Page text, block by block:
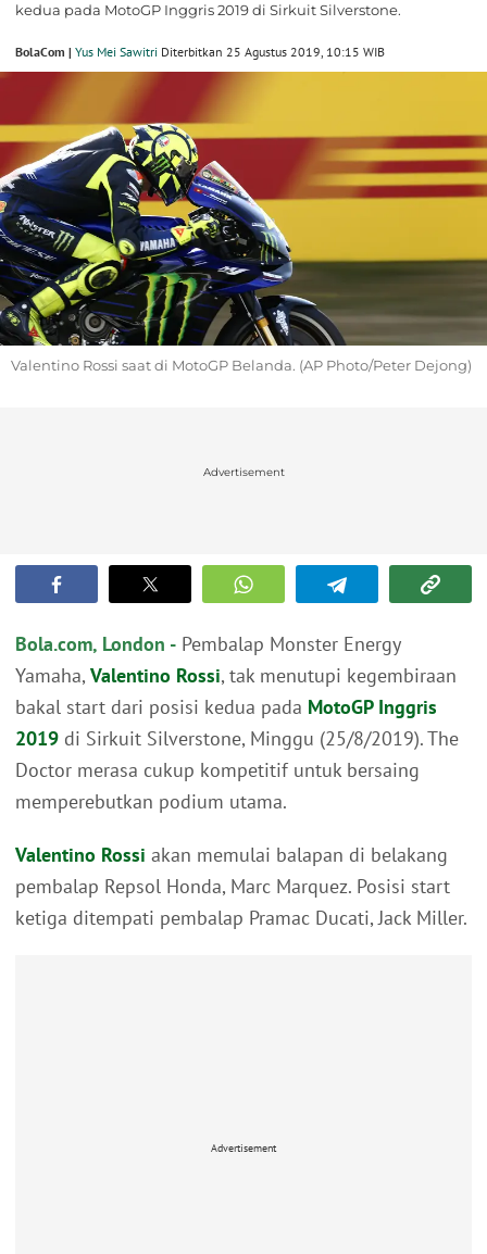
kedua pada MotoGP Inggris 2019 di Sirkuit Silverstone.
BolaCom | Yus Mei Sawitri Diterbitkan 25 Agustus 2019, 10:15 WIB
Valentino Rossi saat di MotoGP Belanda. (AP Photo/Peter Dejong)
Advertisement
Bola.com, London - Pembalap Monster Energy
Yamaha, Valentino Rossi, tak menutupi kegembiraan
bakal start dari posisi kedua pada MotoGP Inggris
2019 di Sirkuit Silverstone, Minggu (25/8/2019). The
Doctor merasa cukup kompetitif untuk bersaing
memperebutkan podium utama.
Valentino Rossi akan memulai balapan di belakang
pembalap Repsol Honda, Marc Marquez. Posisi start
ketiga ditempati pembalap Pramac Ducati, Jack Miller.
Advertisement